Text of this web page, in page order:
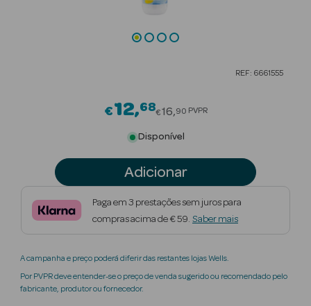
Beauty Season
Nutricosmética
Perfumes
Beauty Season
REF: 6661555
€12 68Price reduced from
€16 90 PVPR
Disponível
Adicionar
Paga em 3 prestações sem juros para
compras acima de € 59. Saber mais
A campanha e preço poderá diferir das restantes lojas Wells.
Por PVPR deve entender-se o preço de venda sugerido ou recomendado pelo
fabricante, produtor ou fornecedor.